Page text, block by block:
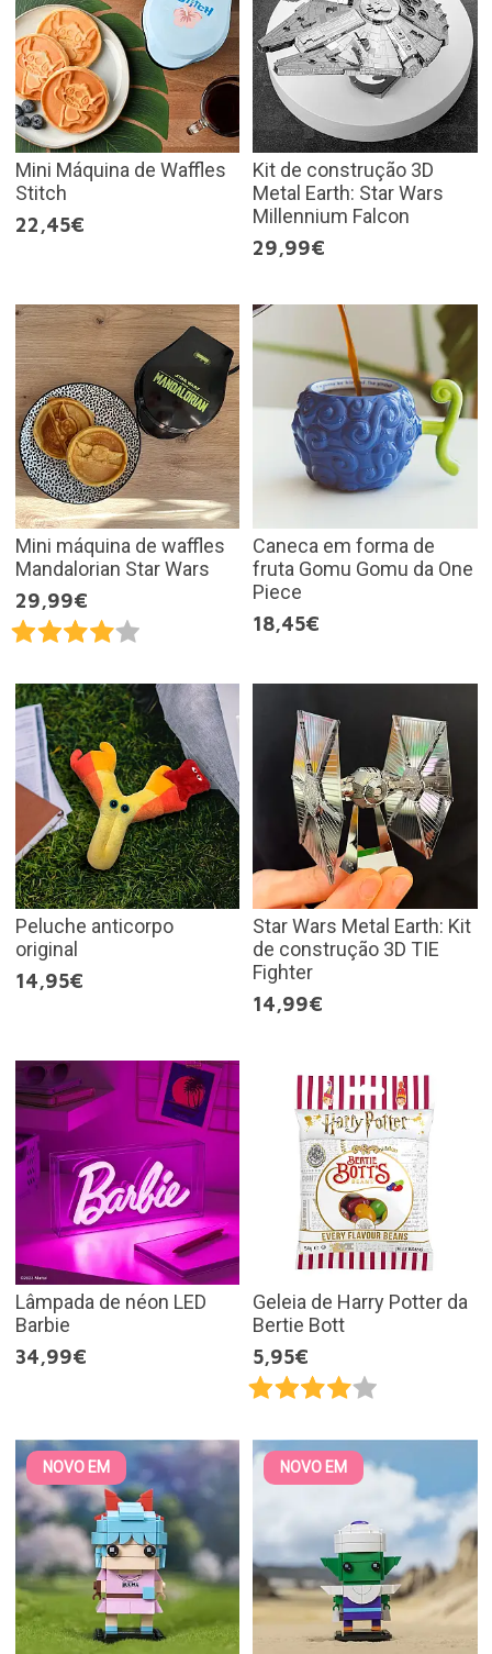
Mini Máquina de Waffles
Stitch
22,45€
Kit de construção 3D
Metal Earth: Star Wars
Millennium Falcon
29,99€
Mini máquina de waffles
Mandalorian Star Wars
29,99€
Caneca em forma de
fruta Gomu Gomu da One
Piece
18,45€
Peluche anticorpo
original
14,95€
Star Wars Metal Earth: Kit
de construção 3D TIE
Fighter
14,99€
Lâmpada de néon LED
Barbie
34,99€
Geleia de Harry Potter da
Bertie Bott
5,95€
NOVO EM NOVO EM